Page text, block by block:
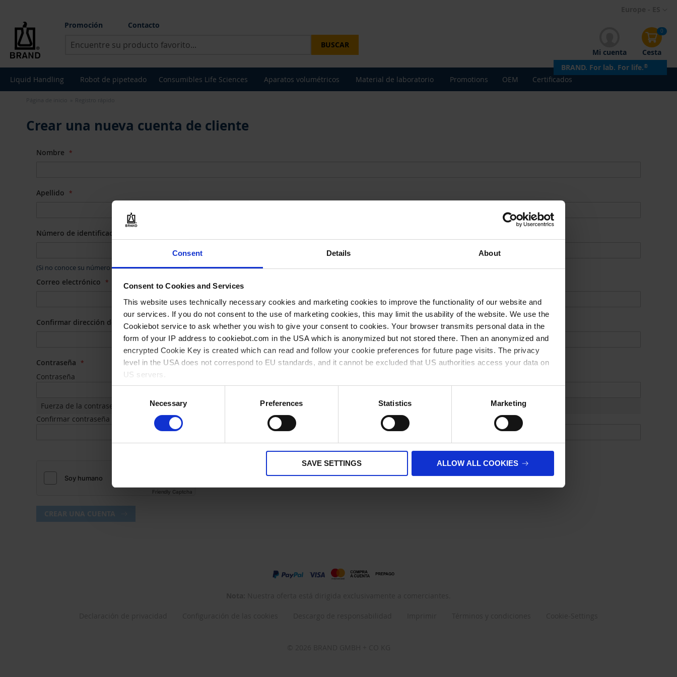
Consent Details About
Consent to Cookies and Services
This website uses technically necessary cookies and marketing cookies to improve the functionality of our website and
our services. If you do not consent to the use of marketing cookies, this may limit the usability of the website. We use the
Cookiebot service to ask whether you wish to give your consent to cookies. Your browser transmits personal data in the
form of your IP address to cookiebot.com in the USA which is anonymized but not stored there. Then an anonymized and
encrypted Cookie Key is created which can read and follow your cookie preferences for future page visits. The privacy
level in the USA does not correspond to EU standards, and it cannot be excluded that US authorities access your data on
US servers.
For more information on cookies and the use of your personal data please visit our
Selection
Necessary Preferences Statistics Marketing
SAVE SETTINGS ALLOW ALL COOKIES
Promoción Contacto
BUSCAR
contenido
Mi cuenta
0
Cesta
BRAND. For lab. For life.®
Liquid Handling Robot de pipeteado Consumibles Life Sciences Aparatos volumétricos Material de laboratorio Promotions OEM Certificados
Crear una nueva cuenta de cliente
Nombre
Apellido
Número de identificación fiscal / N.º de IVA
(Si no conoce su número de identificación fiscal, introduzca «0». Puede continuar con el proceso de pago.)
Correo electrónico
Confirmar dirección de correo electrónico
Contraseña
Contraseña
Fuerza de la contraseña:
Sin contraseña
Confirmar contraseña
Friendly Captcha
CREAR UNA CUENTA